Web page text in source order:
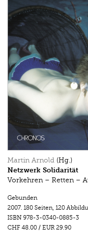
Martin Arnold (Hg.)
Netzwerk Solidarität
Vorkehren – Retten –
Gebunden
2007. 180 Seiten 120
ISBN 978-3-0340-0885-3
CHF 48.00 / EUR 29.90